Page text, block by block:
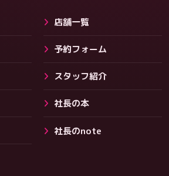
店舗一覧
予約フォーム
スタッフ紹介
社長の本
社長のnote